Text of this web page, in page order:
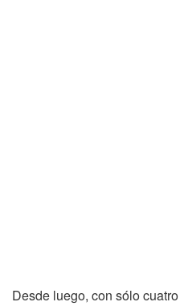
Desde luego, con sólo